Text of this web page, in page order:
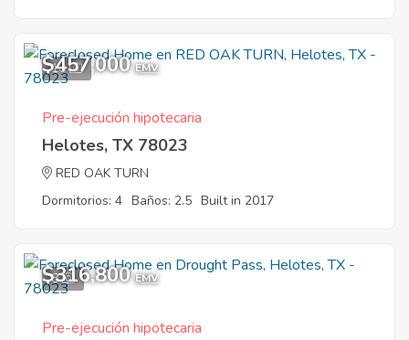
10
$457,000 EMV
Pre-ejecución hipotecaria
Helotes, TX 78023
RED OAK TURN
Dormitorios: 4 Baños: 2.5 Built in 2017
8
$316,800 EMV
Pre-ejecución hipotecaria